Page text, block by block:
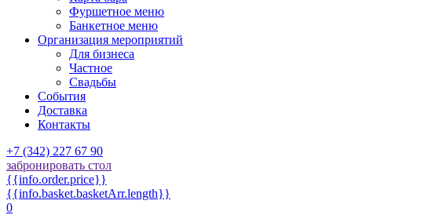
Фуршетное меню
Банкетное меню
Организация мероприятий
Для бизнеса
Частное
Свадьбы
События
Доставка
Контакты
+7 (342) 227 67 90
забронировать стол
{{info.order.price}}
{{info.basket.basketArr.length}}
0